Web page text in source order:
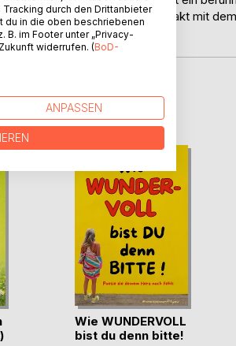
sich, sobald er in Kontakt mit
entsteht.
BEIBoD
Wie WUNDERVOLL
bist du denn bitte!
durch den Drittanbieter
du in die oben beschriebenen
B. im Footer unter „Privacy-
widerrufen. (BoD-
ANPASSEN